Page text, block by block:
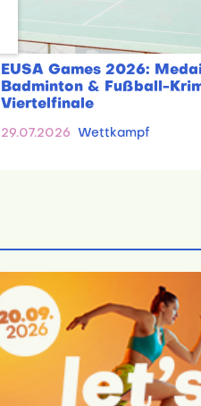
EUSA Games 2026:
Badminton & Fußball-
Viertelfinale
29.07.2026 Wettkampf